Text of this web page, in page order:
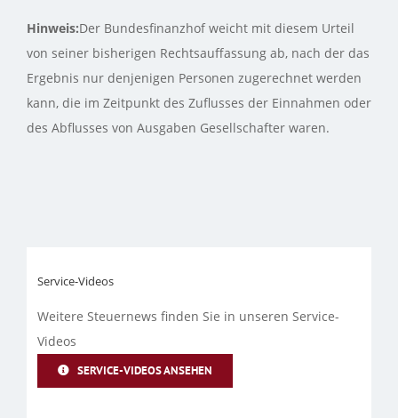
Hinweis:Der Bundesfinanzhof weicht mit diesem Urteil
von seiner bisherigen Rechtsauffassung ab, nach der das
Ergebnis nur denjenigen Personen zugerechnet werden
kann, die im Zeitpunkt des Zuflusses der Einnahmen oder
des Abflusses von Ausgaben Gesellschafter waren.
Service-Videos
Weitere Steuernews finden Sie in unseren Service-
Videos
SERVICE-VIDEOS ANSEHEN